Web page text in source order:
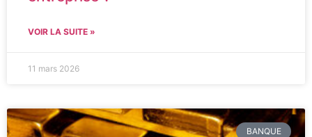
VOIR LA SUITE »
11 mars 2026
BANQUE